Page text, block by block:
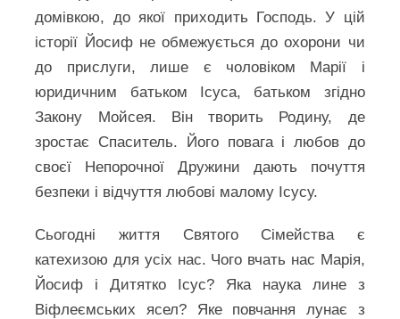
домівкою, до якої приходить Господь. У цій
історії Йосиф не обмежується до охорони чи
до прислуги, лише є чоловіком Марії і
юридичним батьком Ісуса, батьком згідно
Закону Мойсея. Він творить Родину, де
зростає Спаситель. Його повага і любов до
своєї Непорочної Дружини дають почуття
безпеки і відчуття любові малому Ісусу.
Сьогодні життя Святого Сімейства є
катехизою для усіх нас. Чого вчать нас Марія,
Йосиф і Дитятко Ісус? Яка наука лине з
Віфлеємських ясел? Яке повчання лунає з